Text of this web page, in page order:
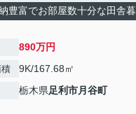
豊富でお部屋数十分な田舎
890万円
9K/167.68㎡
栃木県足利市月谷町